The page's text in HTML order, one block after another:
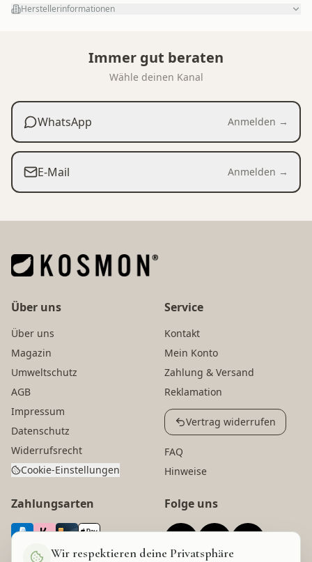
Wir respektieren deine Privatsphäre
Herstellerinformationen
Immer gut beraten
Wähle deinen Kanal
WhatsApp Anmelden →
E-Mail Anmelden →
Über uns
Über uns
Magazin
Umweltschutz
AGB
Impressum
Datenschutz
Widerrufsrecht
Cookie-Einstellungen
Service
Kontakt
Mein Konto
Zahlung & Versand
Reklamation
Vertrag widerrufen
FAQ
Hinweise
Zahlungsarten Folge uns